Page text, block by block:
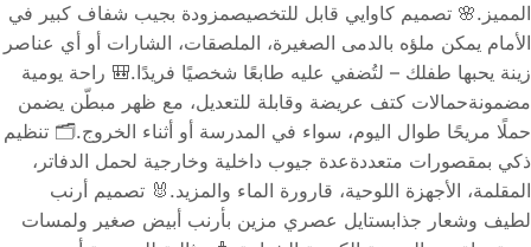
المميز.🌸 تصميم كاوايي قابل للتخصيصمزودة بجيب شفاف كبير في
الأمام يمكن ملؤه بالدمى الصغيرة، الملصقات، الشارات أو أي عناصر
زينة يحبها طفلك – لتُضفي عليه طابعًا شخصيًا فريدًا.🎒 راحة يومية
مضمونةحمالات كتف عريضة وقابلة للتعديل، مع ظهر مبطّن يضمن
حملًا مريحًا طوال اليوم، سواء في المدرسة أو أثناء الخروج.🗂️ تنظيم
ذكي بمقصورات متعددةعدة جيوب داخلية وخارجية لحمل الدفاتر،
المقلمة، الأجهزة اللوحية، قارورة الماء والمزيد.🐰 تصميم أرنب
لطيف وشعار جذابستايل عصري مزين بأرنب أبيض صغير ولمسات